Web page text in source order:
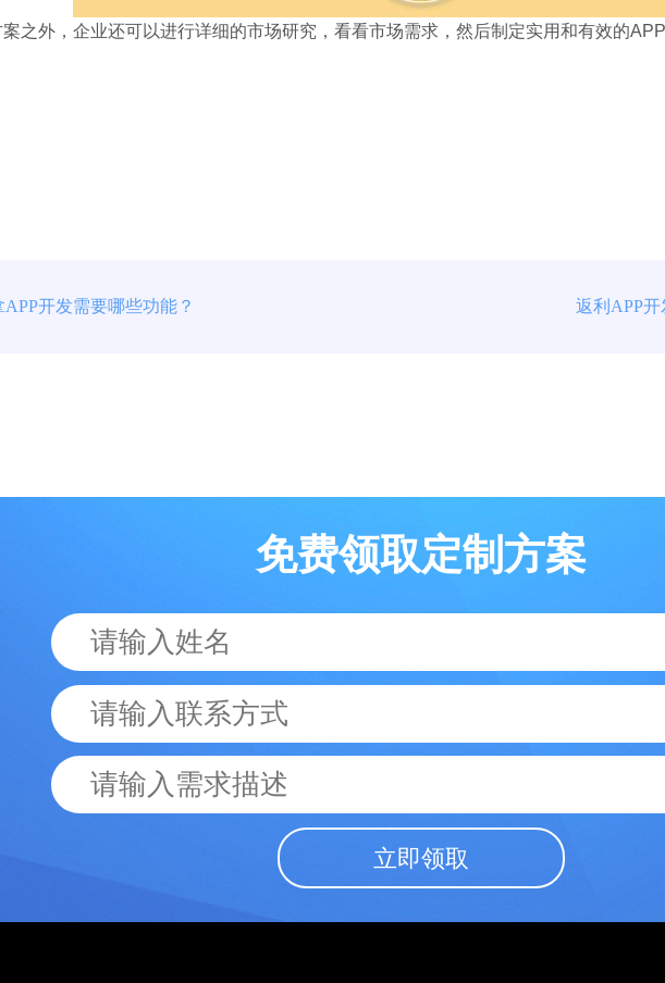
之外，企业还可以进行详细的市场研究，看看市场需求，然后制定实用和有效的
APP开发需要哪些功能？ 返利APP
免费领取定制方案
立即领取